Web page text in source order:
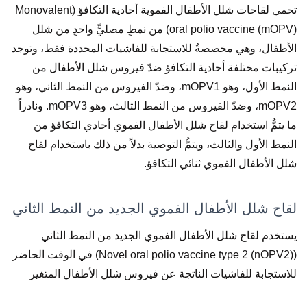
تحمي لقاحات شلل الأطفال الفموية أحادية التكافؤ (Monovalent
oral polio vaccine (mOPV)) من نمطٍ مصليٍّ واحدٍ من شلل
الأطفال، وهي مخصصةٌ للاستجابة للفاشيات المحددة فقط، وتوجد
تركيبات مختلفة أحادية التكافؤ ضدّ فيروس شلل الأطفال من
النمط الأول، وهو mOPV1، وضدّ الفيروس من النمط الثاني، وهو
mOPV2، وضدّ الفيروس من النمط الثالث، وهو mOPV3. ونادراً
ما يتمُّ استخدام لقاح شلل الأطفال الفموي أحادي التكافؤ من
النمط الأول والثالث، ويتمُّ التوصية بدلاً من ذلك باستخدام لقاح
شلل الأطفال الفموي ثنائي التكافؤ.
لقاح شلل الأطفال الفموي الجديد من النمط الثاني
يستخدم لقاح شلل الأطفال الفموي الجديد من النمط الثاني
(Novel oral polio vaccine type 2 (nOPV2)) في الوقت الحاضر
للاستجابة للفاشيات الناتجة عن فيروس شلل الأطفال المتغير